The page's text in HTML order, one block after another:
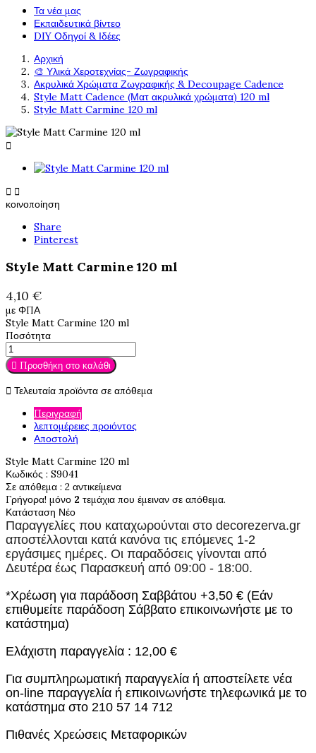
Τα νέα μας
Εκπαιδευτικά βίντεο
DIY Οδηγοί & Ιδέες
Αρχική
🎨 Υλικά Χεροτεχνίας- Ζωγραφικής
Ακρυλικά Χρώματα Ζωγραφικής & Decoupage Cadence
Style Matt Cadence (Ματ ακρυλικά χρώματα) 120 ml
Style Matt Carmine 120 ml

 
κοινοποίηση
Share
Pinterest
Style Matt Carmine 120 ml
4,10 €
με ΦΠΑ
Style Matt Carmine 120 ml
Ποσότητα
 Προσθήκη στο καλάθι
 Τελευταία προϊόντα σε απόθεμα
Περιγραφή
λεπτομέρειες προιόντος
Αποστολή
Style Matt Carmine 120 ml
Κωδικός : S9041
Σε απόθεμα : 2 αντικείμενα
Γρήγορα! μόνο 2 τεμάχια που έμειναν σε απόθεμα.
Κατάσταση Νέο
Παραγγελίες που καταχωρούνται στο decorezerva.gr
αποστέλλονται κατά κανόνα τις επόμενες 1-2
εργάσιμες ημέρες. Οι παραδόσεις γίνονται από
Δευτέρα έως Παρασκευή από 09:00 - 18:00.
*Χρέωση για παράδοση Σαββάτου +3,50 € (Εάν
επιθυμείτε παράδοση Σάββατο επικοινωνήστε με το
κατάστημα)
Ελάχιστη παραγγελία : 12,00 €
Για συμπληρωματική παραγγελία ή αποστείλετε νέα
on-line παραγγελία ή επικοινωνήστε τηλεφωνικά με το
κατάστημα στο 210 57 14 712
Πιθανές Χρεώσεις Μεταφορικών